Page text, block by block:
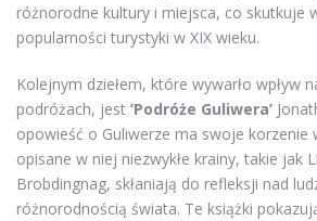
różnorodne kultury i miejsca, co skutkuje
popularności turystyki w XIX wieku.
Kolejnym dziełem, które wywarło wpływ
podróżach, jest ’Podróże Guliwera’
opowieść o Guliwerze ma swoje korzenie
opisane w niej niezwykłe krainy, takie jak
Brobdingnag, skłaniają do refleksji nad
różnorodnością świata. Te książki